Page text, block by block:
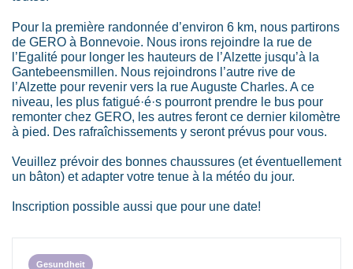
Pour la première randonnée d’environ 6 km, nous partirons
de GERO à Bonnevoie. Nous irons rejoindre la rue de
l’Egalité pour longer les hauteurs de l’Alzette jusqu’à la
Gantebeensmillen. Nous rejoindrons l’autre rive de
l’Alzette pour revenir vers la rue Auguste Charles. A ce
niveau, les plus fatigué·é·s pourront prendre le bus pour
remonter chez GERO, les autres feront ce dernier kilomètre
à pied. Des rafraîchissements y seront prévus pour vous.
Veuillez prévoir des bonnes chaussures (et éventuellement
un bâton) et adapter votre tenue à la météo du jour.
Inscription possible aussi que pour une date!
Gesundheit